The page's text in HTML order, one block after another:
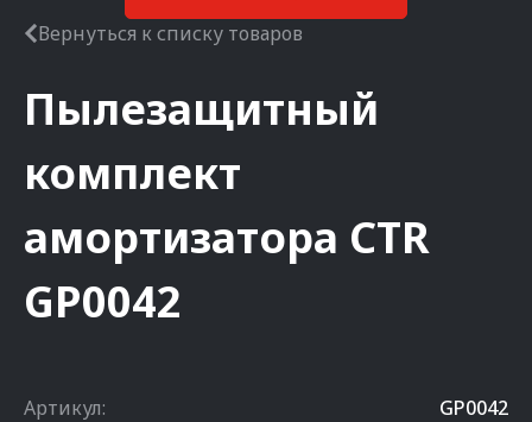
Вернуться к списку товаров
Пылезащитный
комплект
амортизатора CTR
GP0042
Артикул:
GP0042